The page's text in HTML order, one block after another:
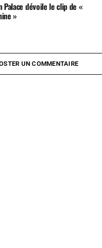
Palace dévoile le clip de «
»
UN COMMENTAIRE